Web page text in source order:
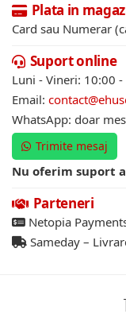
Plata in
Card sau Numerar
Suport online
Luni - Vineri: 10:00
Email:
WhatsApp: doar
Trimite mesaj
Nu oferim suport
Parteneri
Netopia
Sameday –